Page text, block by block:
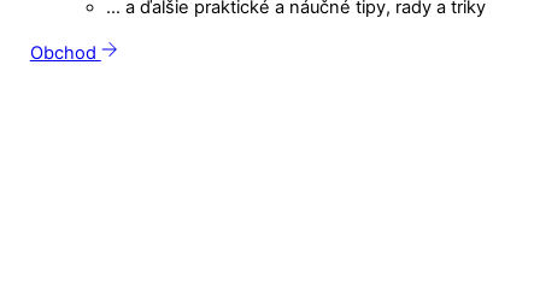
… a ďalšie praktické a náučné tipy, rady a triky
Obchod